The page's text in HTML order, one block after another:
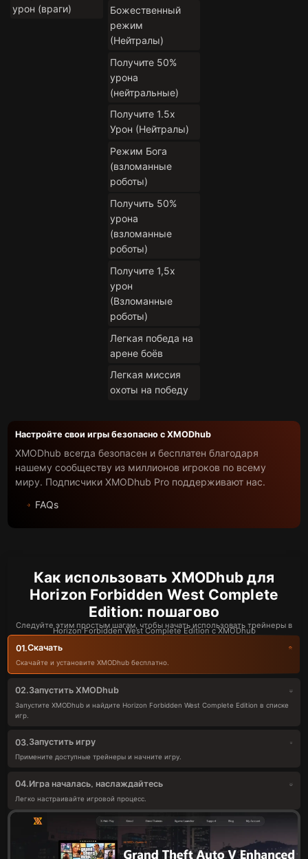
урон (враги)
Божественный
режим
(Нейтралы)
Получите 50%
урона
(нейтральные)
Получите 1.5x
Урон (Нейтралы)
Режим Бога
(взломанные
роботы)
Получить 50%
урона
(взломанные
роботы)
Получите 1,5x
урон
(Взломанные
роботы)
Легкая победа на
арене боёв
Легкая миссия
охоты на победу
Настройте свои игры безопасно с XMODhub
XMODhub всегда безопасен и бесплатен благодаря
нашему сообществу из миллионов игроков по всему
миру. Подписчики XMODhub Pro поддерживают нас.
FAQs
Как использовать XMODhub для
Horizon Forbidden West Complete
Edition: пошагово
Следуйте этим простым шагам, чтобы начать использовать трейнеры в
Horizon Forbidden West Complete Edition с XMODhub
01.Скачать
Скачайте и установите XMODhub бесплатно.
02.Запустить XMODhub
Запустите XMODhub и найдите Horizon Forbidden West Complete Edition в списке
игр.
03.Запустить игру
Примените доступные трейнеры и начните игру.
04.Игра началась, наслаждайтесь
Легко настраивайте игровой процесс.